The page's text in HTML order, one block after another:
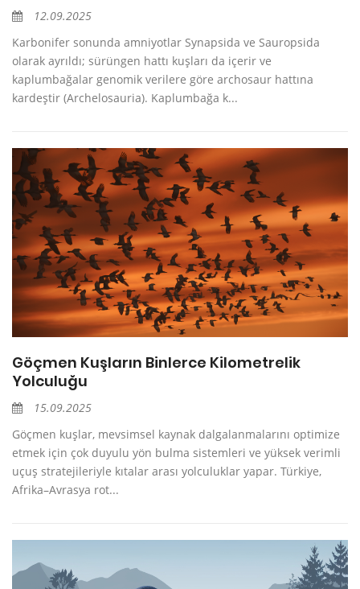
12.09.2025
Karbonifer sonunda amniyotlar Synapsida ve Sauropsida
olarak ayrıldı; sürüngen hattı kuşları da içerir ve
kaplumbağalar genomik verilere göre archosaur hattına
kardeştir (Archelosauria). Kaplumbağa k...
Göçmen Kuşların Binlerce Kilometrelik
Yolculuğu
15.09.2025
Göçmen kuşlar, mevsimsel kaynak dalgalanmalarını optimize
etmek için çok duyulu yön bulma sistemleri ve yüksek verimli
uçuş stratejileriyle kıtalar arası yolculuklar yapar. Türkiye,
Afrika–Avrasya rot...